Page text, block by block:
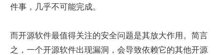
件事，几乎不可能完成。
而开源软件最值得关注的安全问题是其放大作用。简言
之，一个开源软件出现漏洞，会导致依赖它的其他开源